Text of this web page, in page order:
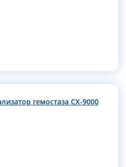
гемостаза CX-9000